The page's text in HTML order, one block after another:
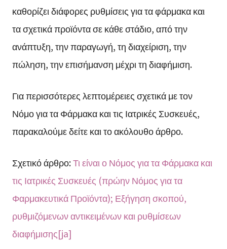
καθορίζει διάφορες ρυθμίσεις για τα φάρμακα και
τα σχετικά προϊόντα σε κάθε στάδιο, από την
ανάπτυξη, την παραγωγή, τη διαχείριση, την
πώληση, την επισήμανση μέχρι τη διαφήμιση.
Για περισσότερες λεπτομέρειες σχετικά με τον
Νόμο για τα Φάρμακα και τις Ιατρικές Συσκευές,
παρακαλούμε δείτε και το ακόλουθο άρθρο.
Σχετικό άρθρο:Τι είναι ο Νόμος για τα Φάρμακα και
τις Ιατρικές Συσκευές (πρώην Νόμος για τα
Φαρμακευτικά Προϊόντα); Εξήγηση σκοπού,
ρυθμιζόμενων αντικειμένων και ρυθμίσεων
διαφήμισης[ja]